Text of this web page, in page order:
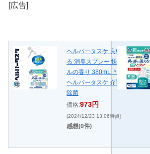
[広告]
ヘルパータスケ 良い香りに変え
る 消臭スプレー 快適フローラ
ルの香り 380mL ＊アース製薬
ヘルパータスケ 介護用品 消臭
除菌
価格:973円
(2024/12/23 13:06時点)
感想(0件)